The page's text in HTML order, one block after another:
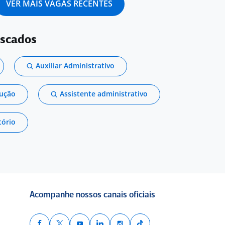
VER MAIS VAGAS RECENTES
Auxiliar Administrativo
Assistente administrativo
Acompanhe nossos canais oficiais